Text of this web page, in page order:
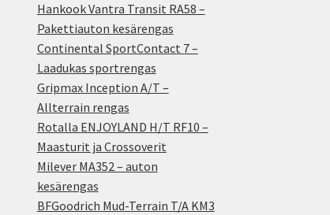
Hankook Vantra Transit RA58 –
Pakettiauton kesärengas
Continental SportContact 7 –
Laadukas sportrengas
Gripmax Inception A/T –
Allterrain rengas
Rotalla ENJOYLAND H/T RF10 –
Maasturit ja Crossoverit
Milever MA352 – auton
kesärengas
BFGoodrich Mud-Terrain T/A KM3